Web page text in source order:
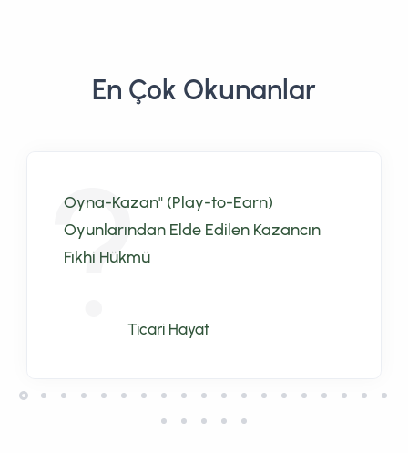
En Çok Okunanlar
Oyna-Kazan" (Play-to-Earn)
Oyunlarından Elde Edilen Kazancın
Fıkhi Hükmü
Ticari Hayat